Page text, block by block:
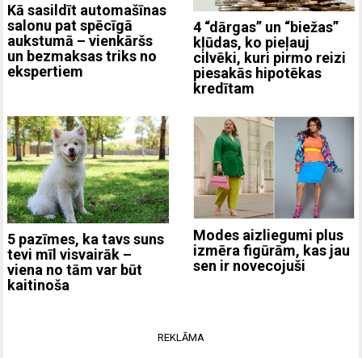
Kā sasildīt automašīnas
salonu pat spēcīgā
aukstumā – vienkāršs
un bezmaksas triks no
ekspertiem
4 “dārgas” un “biežas”
kļūdas, ko pieļauj
cilvēki, kuri pirmo reizi
piesakās hipotēkas
kredītam
5 pazīmes, ka tavs suns
tevi mīl visvairāk –
viena no tām var būt
kaitinoša
Modes aizliegumi plus
izmēra figūrām, kas jau
sen ir novecojuši
REKLĀMA